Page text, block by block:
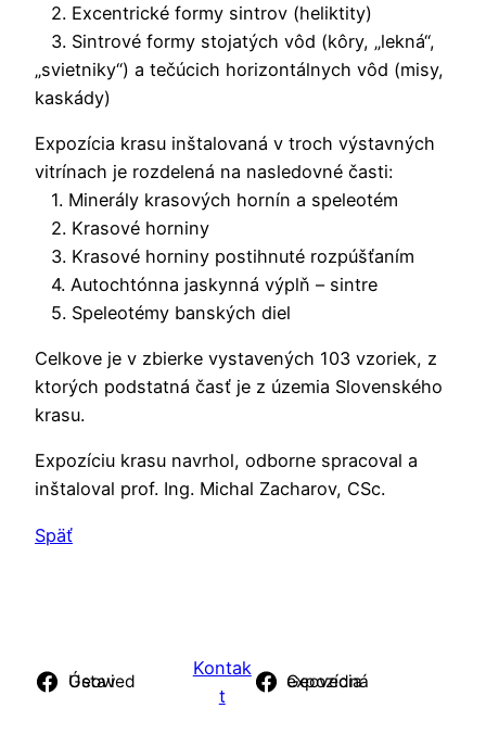
2. Excentrické formy sintrov (heliktity)
3. Sintrové formy stojatých vôd (kôry, „lekná“,
„svietniky“) a tečúcich horizontálnych vôd (misy,
kaskády)
Expozícia krasu inštalovaná v troch výstavných
vitrínach je rozdelená na nasledovné časti:
1. Minerály krasových hornín a speleotém
2. Krasové horniny
3. Krasové horniny postihnuté rozpúšťaním
4. Autochtónna jaskynná výplň – sintre
5. Speleotémy banských diel
Celkove je v zbierke vystavených 103 vzoriek, z
ktorých podstatná časť je z územia Slovenského
krasu.
Expozíciu krasu navrhol, odborne spracoval a
inštaloval prof. Ing. Michal Zacharov, CSc.
Späť
Ústav Geovied
Kontak
t
Geovedná expozícia